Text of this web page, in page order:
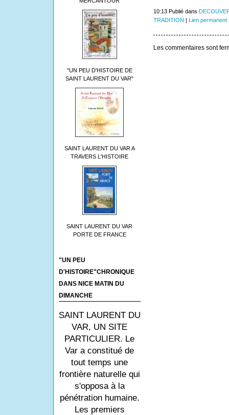
"UN PEU D'HISTOIRE DE
SAINT LAURENT DU VAR"
SAINT LAURENT DU VAR A
TRAVERS L'HISTOIRE
SAINT LAURENT DU VAR
PORTE DE FRANCE
"UN PEU
D'HISTOIRE"CHRONIQUE
DANS NICE MATIN DU
DIMANCHE
SAINT LAURENT DU
VAR, UN SITE
PARTICULIER. Le
Var a constitué de
tout temps une
frontière naturelle qui
s'opposa à la
pénétration humaine.
Les premiers
10:13 Publié dans
TRADITION
Lien permanent
Les commentaires sont